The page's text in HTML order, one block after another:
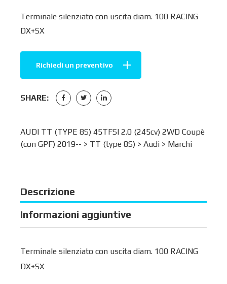
Terminale silenziato con uscita diam. 100 RACING
DX+SX
Richiedi un preventivo
SHARE:
AUDI TT (TYPE 8S) 45TFSI 2.0 (245cv) 2WD Coupè
(con GPF) 2019-- > TT (type 8S) > Audi > Marchi
Descrizione
Informazioni aggiuntive
Terminale silenziato con uscita diam. 100 RACING
DX+SX